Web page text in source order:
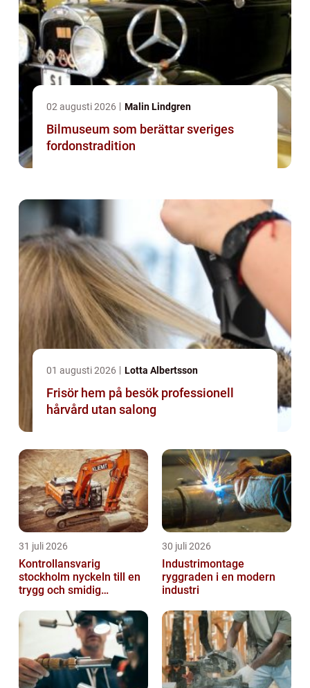
02 augusti 2026 Malin Lindgren
Bilmuseum som berättar sveriges
fordonstradition
01 augusti 2026 Lotta Albertsson
Frisör hem på besök professionell
hårvård utan salong
31 juli 2026
Kontrollansvarig
stockholm nyckeln till en
trygg och smidig
30 juli 2026
Industrimontage
ryggraden i en modern
industri